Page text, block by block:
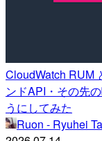
CloudWatch RUM
ンドAPI・その先
うにしてみた
Ruon - Ryuhei